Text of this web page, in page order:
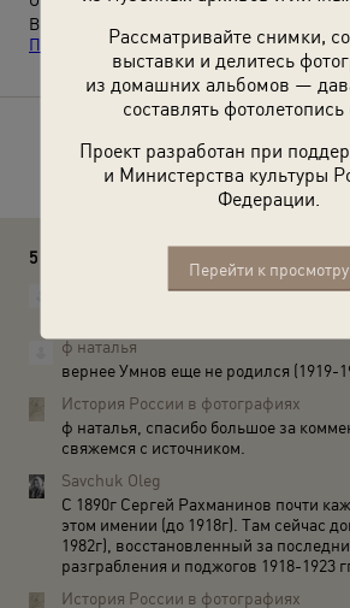
Рассматривайте снимки,
выставки и делитесь
из домашних альбомов —
составлять фотолетопись
Проект разработан при
и Министерства культуры
Федерации.
Перейти к просмотру
Выставка
Пианист, композитор, дирижер,
Расскажите друзьям об
5 комментариев
ф наталья
вернее Умнов еще не родился (1919-
История России в фотографиях
ф наталья, спасибо большое за
свяжемся с источником.
Savchuk Oleg
С 1890г Сергей Рахманинов почти
этом имении (до 1918г). Там сейчас
1982г), восстановленный за
разграбления и поджогов 1918-1923
История России в фотографиях